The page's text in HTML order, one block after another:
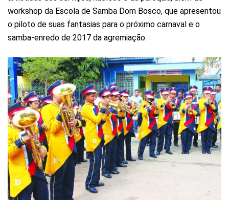
workshop da Escola de Samba Dom Bosco, que apresentou
o piloto de suas fantasias para o próximo carnaval e o
samba-enredo de 2017 da agremiação.